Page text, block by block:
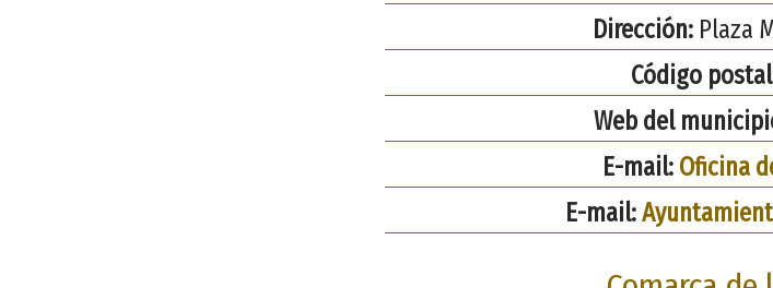
Dirección:Plaza
Código
Web del
E-mail: Oficina
E-mail: